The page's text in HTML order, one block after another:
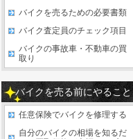
バイクを売るための必要書類
バイク査定員のチェック項目
バイクの事故車・不動車の買
取り
バイクを売る前にやること
任意保険でバイクを修理する
自分のバイクの相場を知るだ